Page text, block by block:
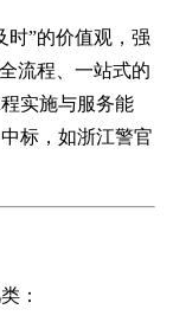
时”的价值观，强
流程、一站式的
实施与服务能
标，如浙江警官
：